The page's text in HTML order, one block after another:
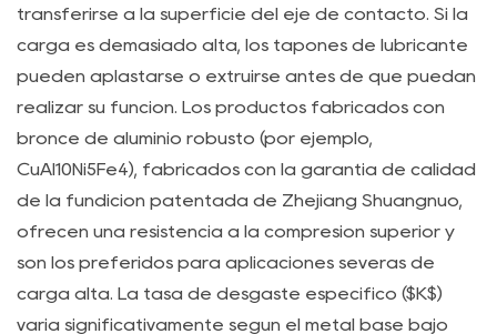
de
bronce
fundido
centrífugo
en
lugar
de
uno
estático?
7.3
P3:
transferirse a la superficie del eje de contacto. Si la
carga es demasiado alta, los tapones de lubricante
pueden aplastarse o extruirse antes de que puedan
realizar su función. Los productos fabricados con
bronce de aluminio robusto (por ejemplo,
CuAl10Ni5Fe4), fabricados con la garantía de calidad
de la fundición patentada de Zhejiang Shuangnuo,
ofrecen una resistencia a la compresión superior y
son los preferidos para aplicaciones severas de
carga alta. La tasa de desgaste específico ($K$)
varía significativamente según el metal base bajo